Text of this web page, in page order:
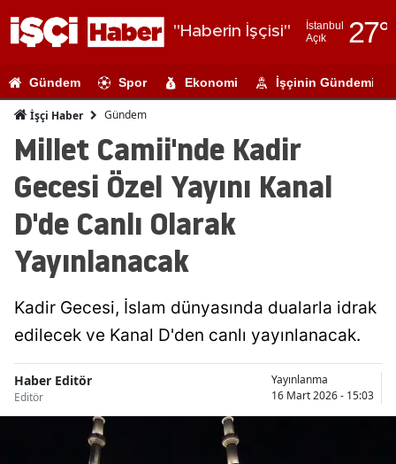
"Haberin İşçisi"
İstanbul
Açık
27°
Adıyaman
Amasya
Artvin
Aydın
Balıkesir
Bilecik
Gündem Spor Ekonomi İşçinin Gündemi
İşçi Haber Gündem
Millet Camii'nde Kadir
Gecesi Özel Yayını Kanal
D'de Canlı Olarak
Yayınlanacak
Kadir Gecesi, İslam dünyasında dualarla idrak
edilecek ve Kanal D'den canlı yayınlanacak.
Haber Editör
Editör
Yayınlanma
16 Mart 2026 - 15:03